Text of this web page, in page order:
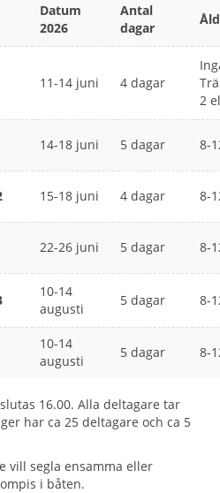
Datum
2026
Antal
dagar
11-14 juni 4 dagar
2
14-18 juni 5 dagar 8-
15-18 juni 4 dagar 8-
22-26 juni 5 dagar 8-
10-14
augusti
5 dagar 8-
10-14
augusti
5 dagar 8-
16.00. Alla deltagare tar
har ca 25 deltagare och ca 5
vill segla ensamma eller
i båten.